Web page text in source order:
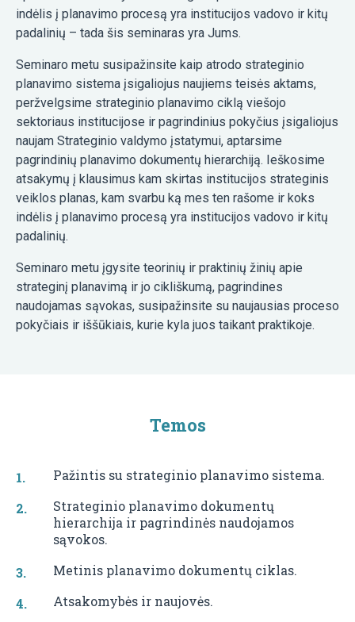
indėlis į planavimo procesą yra institucijos vadovo ir kitų
padalinių – tada šis seminaras yra Jums.
Seminaro metu susipažinsite kaip atrodo strateginio
planavimo sistema įsigaliojus naujiems teisės aktams,
peržvelgsime strateginio planavimo ciklą viešojo
sektoriaus institucijose ir pagrindinius pokyčius įsigaliojus
naujam Strateginio valdymo įstatymui, aptarsime
pagrindinių planavimo dokumentų hierarchiją. Ieškosime
atsakymų į klausimus kam skirtas institucijos strateginis
veiklos planas, kam svarbu ką mes ten rašome ir koks
indėlis į planavimo procesą yra institucijos vadovo ir kitų
padalinių.
Seminaro metu įgysite teorinių ir praktinių žinių apie
strateginį planavimą ir jo cikliškumą, pagrindines
naudojamas sąvokas, susipažinsite su naujausias proceso
pokyčiais ir iššūkiais, kurie kyla juos taikant praktikoje.
Temos
Pažintis su strateginio planavimo sistema.
Strateginio planavimo dokumentų
hierarchija ir pagrindinės naudojamos
sąvokos.
Metinis planavimo dokumentų ciklas.
Atsakomybės ir naujovės.